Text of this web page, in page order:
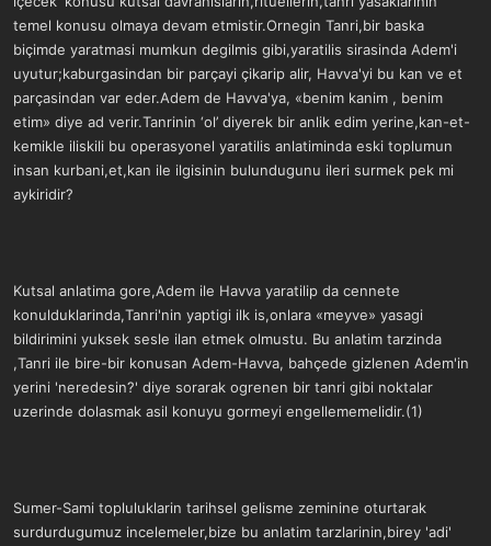
temel konusu olmaya devam etmistir.Ornegin Tanri,bir baska
biçimde yaratmasi mumkun degilmis gibi,yaratilis sirasinda Adem'i
uyutur;kaburgasindan bir parçayi çikarip alir, Havva'yi bu kan ve et
parçasindan var eder.Adem de Havva'ya, «benim kanim , benim
etim» diye ad verir.Tanrinin ‘ol’ diyerek bir anlik edim yerine,kan-et-
kemikle iliskili bu operasyonel yaratilis anlatiminda eski toplumun
insan kurbani,et,kan ile ilgisinin bulundugunu ileri surmek pek mi
aykiridir?
Kutsal anlatima gore,Adem ile Havva yaratilip da cennete
konulduklarinda,Tanri'nin yaptigi ilk is,onlara «meyve» yasagi
bildirimini yuksek sesle ilan etmek olmustu. Bu anlatim tarzinda
,Tanri ile bire-bir konusan Adem-Havva, bahçede gizlenen Adem'in
yerini 'neredesin?' diye sorarak ogrenen bir tanri gibi noktalar
uzerinde dolasmak asil konuyu gormeyi engellememelidir.(1)
Sumer-Sami topluluklarin tarihsel gelisme zeminine oturtarak
surdurdugumuz incelemeler,bize bu anlatim tarzlarinin,birey 'adi'